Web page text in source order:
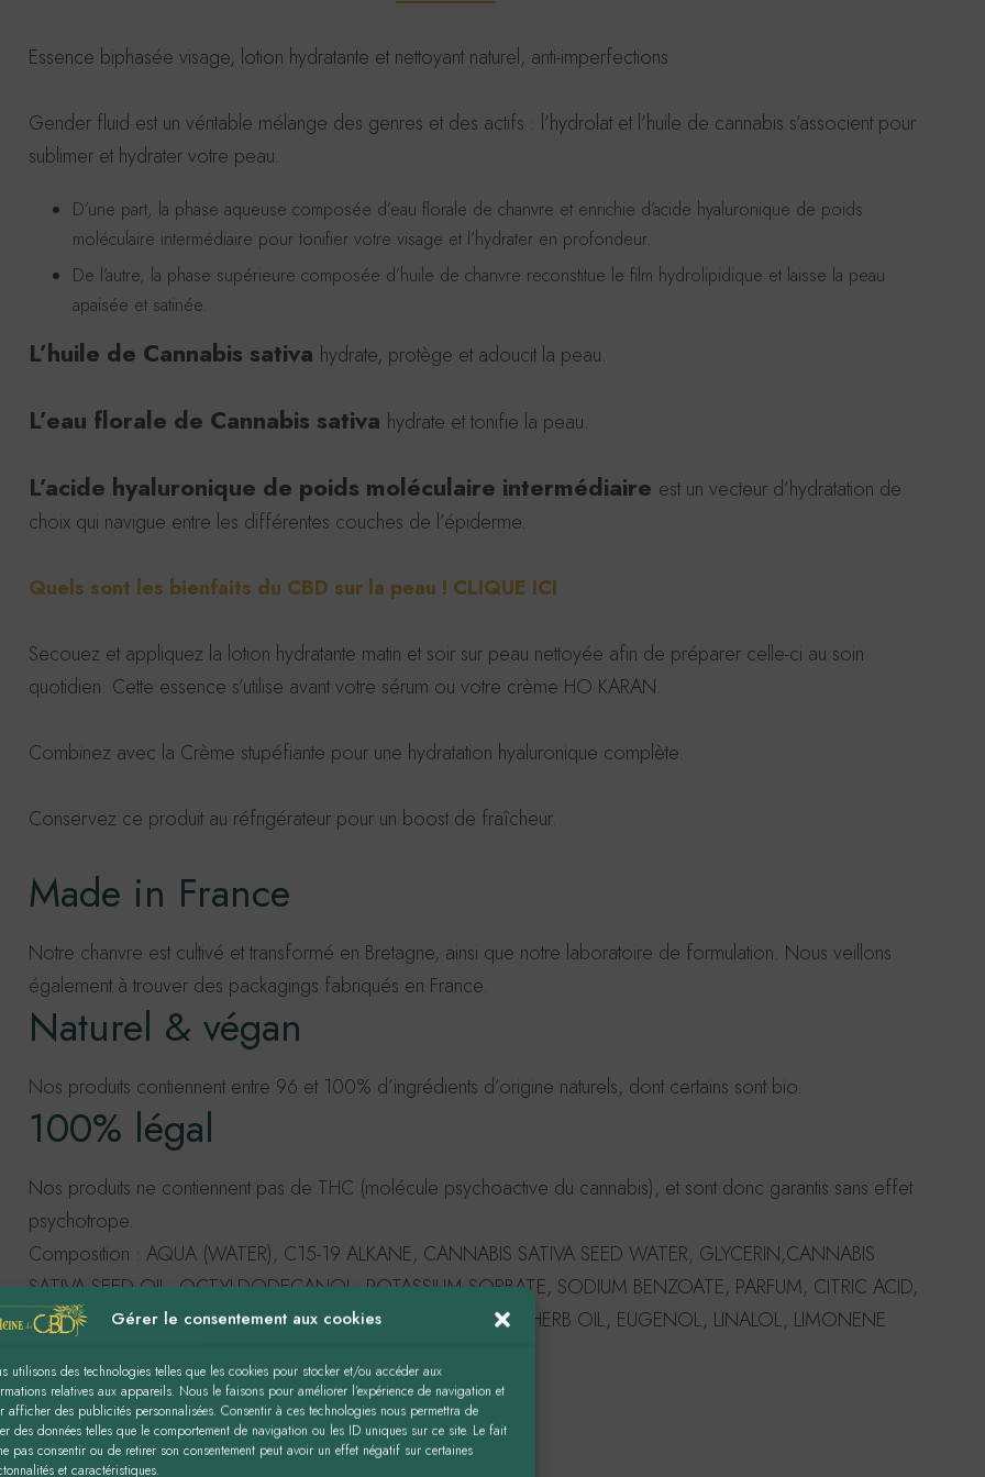
Gérer le consentement aux cookies
utilisons des technologies telles que les cookies pour stocker et/ou accéder aux
relatives aux appareils. Nous le faisons pour améliorer l’expérience de navigation et
afficher des publicités personnalisées. Consentir à ces technologies nous permettra de
des données telles que le comportement de navigation ou les ID uniques sur ce site. Le fait
pas consentir ou de retirer son consentement peut avoir un effet négatif sur certaines
et caractéristiques.
Essence biphasée visage, lotion hydratante et nettoyant naturel, anti-imperfections
Gender fluid est un véritable mélange des genres et des actifs : l’hydrolat et l’huile de cannabis s’associent pour
sublimer et hydrater votre peau.
D’une part, la phase aqueuse composée d’eau florale de chanvre et enrichie d’acide hyaluronique de poids
moléculaire intermédiaire pour tonifier votre visage et l’hydrater en profondeur.
De l’autre, la phase supérieure composée d’huile de chanvre reconstitue le film hydrolipidique et laisse la peau
apaisée et satinée.
L’huile de Cannabis sativa hydrate, protège et adoucit la peau.
L’eau florale de Cannabis sativa hydrate et tonifie la peau.
L’acide hyaluronique de poids moléculaire intermédiaire est un vecteur d’hydratation de
choix qui navigue entre les différentes couches de l’épiderme.
Quels sont les bienfaits du CBD sur la peau ! CLIQUE ICI
Secouez et appliquez la lotion hydratante matin et soir sur peau nettoyée afin de préparer celle-ci au soin
quotidien. Cette essence s’utilise avant votre sérum ou votre crème HO KARAN.
Combinez avec la Crème stupéfiante pour une hydratation hyaluronique complète.
Conservez ce produit au réfrigérateur pour un boost de fraîcheur.
Made in France
Notre chanvre est cultivé et transformé en Bretagne, ainsi que notre laboratoire de formulation. Nous veillons
également à trouver des packagings fabriqués en France.
Naturel & végan
Nos produits contiennent entre 96 et 100% d’ingrédients d’origine naturels, dont certains sont bio.
100% légal
Nos produits ne contiennent pas de THC (molécule psychoactive du cannabis), et sont donc garantis sans effet
psychotrope.
Composition : AQUA (WATER), C15-19 ALKANE, CANNABIS SATIVA SEED WATER, GLYCERIN,CANNABIS
SATIVA SEED OIL, OCTYLDODECANOL, POTASSIUM SORBATE, SODIUM BENZOATE, PARFUM, CITRIC ACID,
TOCOPHEROL, SODIUM HYALURONATE, CANNABIS SATIVA HERB OIL, EUGENOL, LINALOL, LIMONENE
100 ml
Flacon de verre